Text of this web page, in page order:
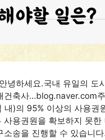
녕하세요.국내 유일의 도
건축사…blog.naver.com
내)의 95% 이상의 사용권
용권원을 확보하지 못
소송을 진행할 수 있습니